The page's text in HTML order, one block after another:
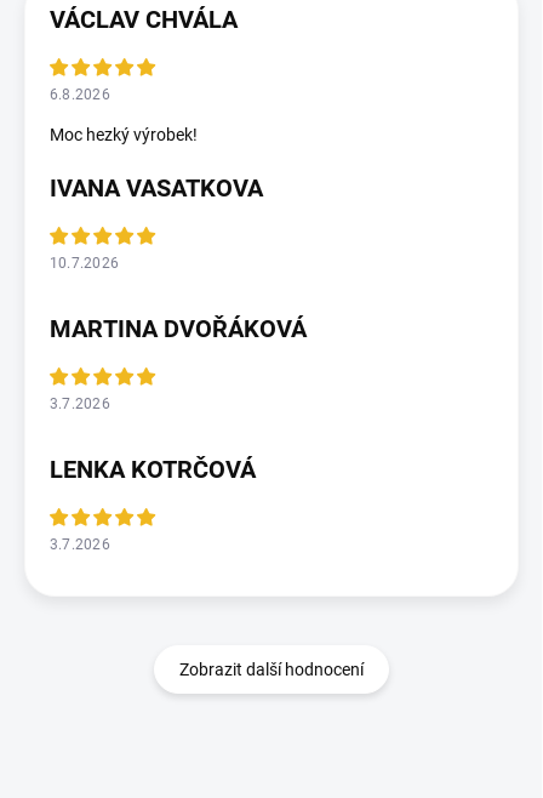
VÁCLAV CHVÁLA
6.8.2026
Moc hezký výrobek!
IVANA VASATKOVA
10.7.2026
MARTINA DVOŘÁKOVÁ
3.7.2026
LENKA KOTRČOVÁ
3.7.2026
Zobrazit další hodnocení